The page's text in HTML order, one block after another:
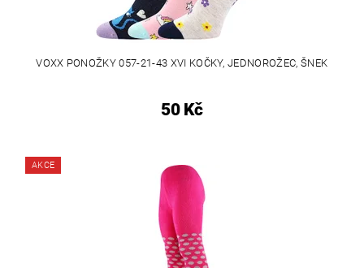
VOXX PONOŽKY 057-21-43 XVI KOČKY, JEDNOROŽEC, ŠNEK
50 Kč
AKCE